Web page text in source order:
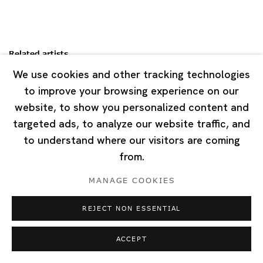
Related artists
ブブ・ド・ラ・マドレーヌ
嶋田 美子
ミン・ウォン
We use cookies and other tracking technologies
to improve your browsing experience on our
website, to show you personalized content and
targeted ads, to analyze our website traffic, and
to understand where our visitors are coming
from.
MANAGE COOKIES
REJECT NON ESSENTIAL
ACCEPT